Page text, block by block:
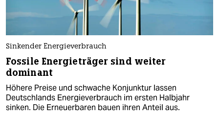
Sinkender Energieverbrauch
Fossile Energieträger sind weiter
dominant
Höhere Preise und schwache Konjunktur lassen
Deutschlands Energieverbrauch im ersten Halbjahr
sinken. Die Erneuerbaren bauen ihren Anteil aus.